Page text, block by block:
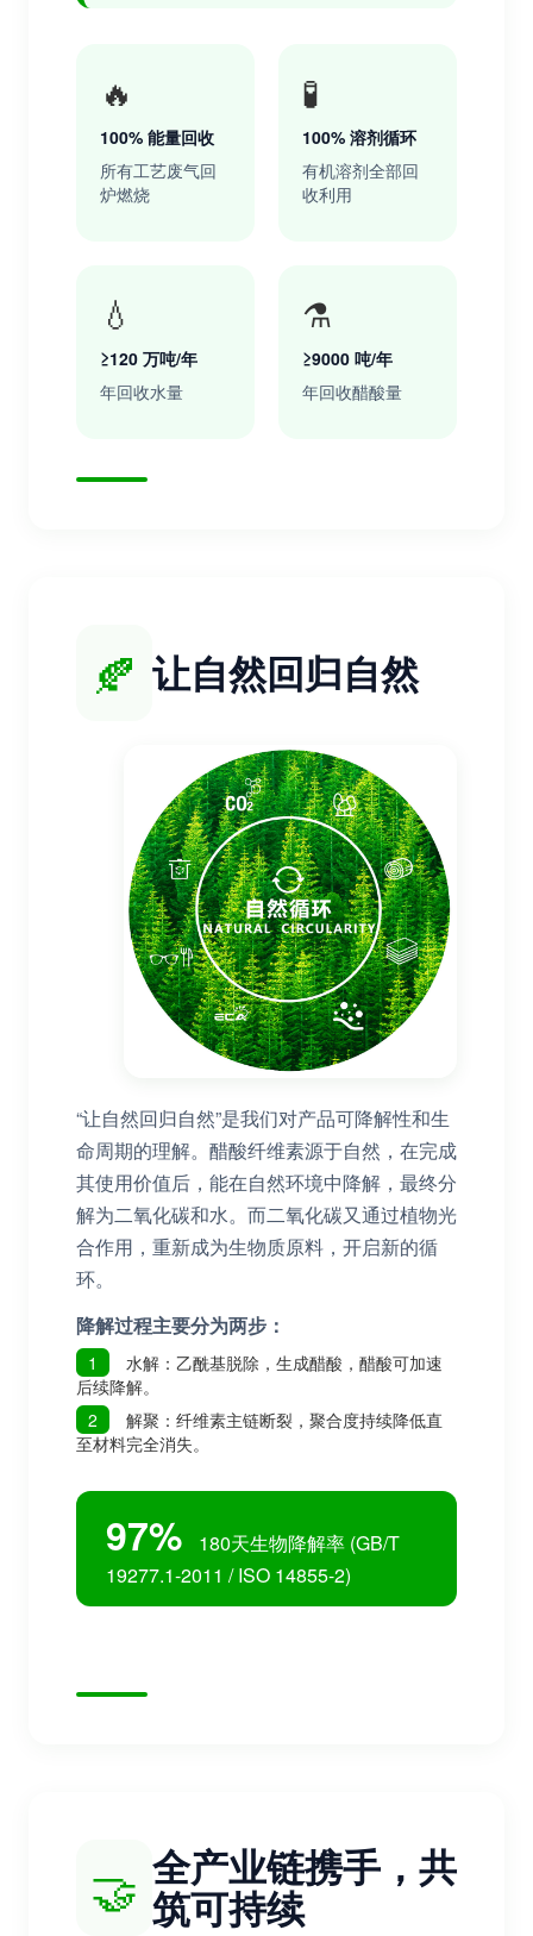
🔥
100% 能量回收
所有工艺废气回
炉燃烧
🧪
100% 溶剂循环
有机溶剂全部回
收利用
💧
≥120 万吨/年
年回收水量
⚗️
≥9000 吨/年
年回收醋酸量
🍂 让自然回归自然
“让自然回归自然”是我们对产品可降解性和生
命周期的理解。醋酸纤维素源于自然，在完成
其使用价值后，能在自然环境中降解，最终分
解为二氧化碳和水。而二氧化碳又通过植物光
合作用，重新成为生物质原料，开启新的循
环。
降解过程主要分为两步：
1
水解：乙酰基脱除，生成醋酸，醋酸可加速
后续降解。
2
解聚：纤维素主链断裂，聚合度持续降低直
至材料完全消失。
97%
180天生物降解率 (GB/T
19277.1-2011 / ISO 14855-2)
🤝 全产业链携手，共
筑可持续